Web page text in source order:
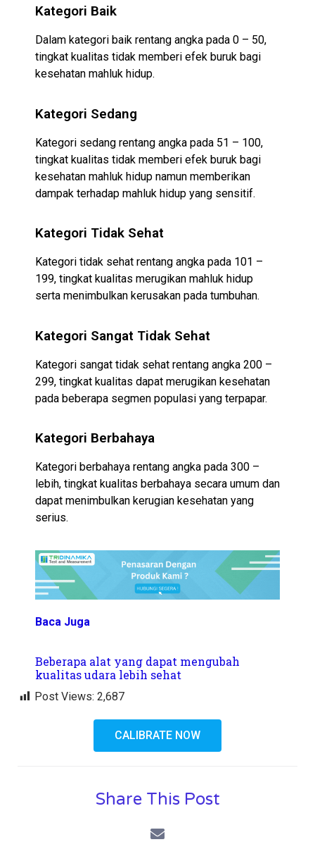
Kategori Baik
Dalam kategori baik rentang angka pada 0 – 50,
tingkat kualitas tidak memberi efek buruk bagi
kesehatan mahluk hidup.
Kategori Sedang
Kategori sedang rentang angka pada 51 – 100,
tingkat kualitas tidak memberi efek buruk bagi
kesehatan mahluk hidup namun memberikan
dampak terhadap mahluk hidup yang sensitif.
Kategori Tidak Sehat
Kategori tidak sehat rentang angka pada 101 –
199, tingkat kualitas merugikan mahluk hidup
serta menimbulkan kerusakan pada tumbuhan.
Kategori Sangat Tidak Sehat
Kategori sangat tidak sehat rentang angka 200 –
299, tingkat kualitas dapat merugikan kesehatan
pada beberapa segmen populasi yang terpapar.
Kategori Berbahaya
Kategori berbahaya rentang angka pada 300 –
lebih, tingkat kualitas berbahaya secara umum dan
dapat menimbulkan kerugian kesehatan yang
serius.
Baca Juga
Beberapa alat yang dapat mengubah
kualitas udara lebih sehat
Post Views: 2,687
CALIBRATE NOW
Share This Post